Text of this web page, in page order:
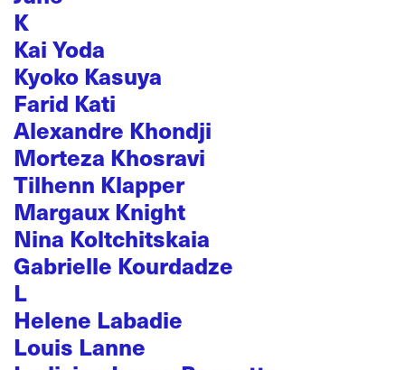
K
Kai Yoda
Kyoko Kasuya
Farid Kati
Alexandre Khondji
Morteza Khosravi
Tilhenn Klapper
Margaux Knight
Nina Koltchitskaia
Gabrielle Kourdadze
L
Helene Labadie
Louis Lanne